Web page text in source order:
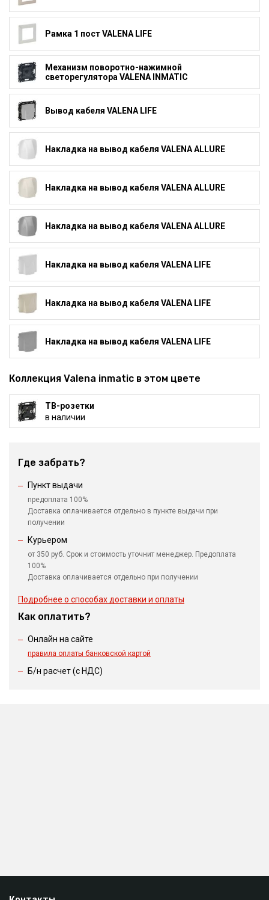
Рамка 1 пост VALENA LIFE
Механизм поворотно-нажимной
светорегулятора VALENA INMATIC
Вывод кабеля VALENA LIFE
Накладка на вывод кабеля VALENA ALLURE
Накладка на вывод кабеля VALENA ALLURE
Накладка на вывод кабеля VALENA ALLURE
Накладка на вывод кабеля VALENA LIFE
Накладка на вывод кабеля VALENA LIFE
Накладка на вывод кабеля VALENA LIFE
Коллекция Valena inmatic в этом цвете
ТВ-розетки
в наличии
Где забрать?
Пункт выдачи
предоплата 100%
Доставка оплачивается отдельно в пункте выдачи при
получении
Курьером
от 350 руб. Срок и стоимость уточнит менеджер. Предоплата
100%
Доставка оплачивается отдельно при получении
Подробнее о способах доставки и оплаты
Как оплатить?
Онлайн на сайте
правила оплаты банковской картой
Б/н расчет (c НДС)